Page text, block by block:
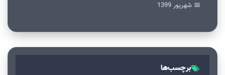
📅 شهریور 1399
برچسب‌ها